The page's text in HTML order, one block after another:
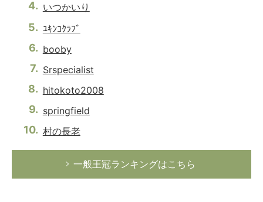
いつかいり
ﾕｷﾝｺｸﾗﾌﾞ
booby
Srspecialist
hitokoto2008
springfield
村の長老
一般王冠ランキングはこちら